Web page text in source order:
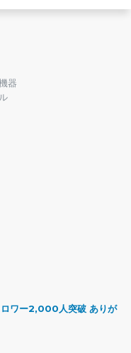
器
ワー2,000人突破 ありが